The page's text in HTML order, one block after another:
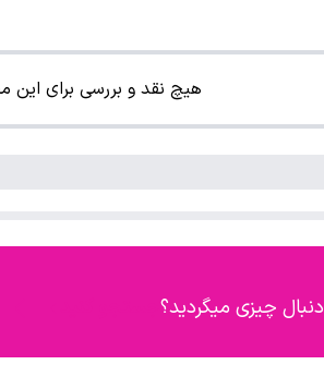
هیچ نقد و بررسی برای
دنبال چیزی میگردید؟